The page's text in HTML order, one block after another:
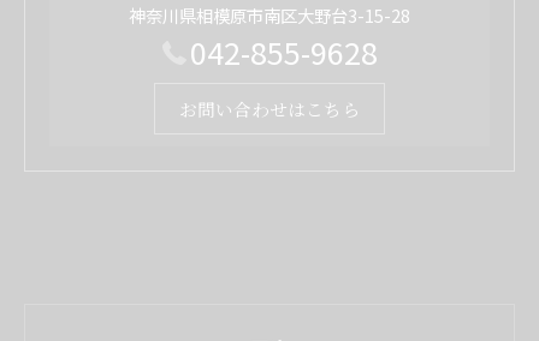
神奈川県相模原市南区大野台3-15-28
042-855-9628
お問い合わせはこちら